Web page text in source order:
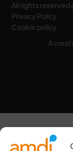
All rights reserved
Privacy Policy
Cookie policy
A